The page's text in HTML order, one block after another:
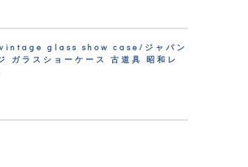
glass show case/ジャパン
ガラスショーケース 古道具 昭和レ